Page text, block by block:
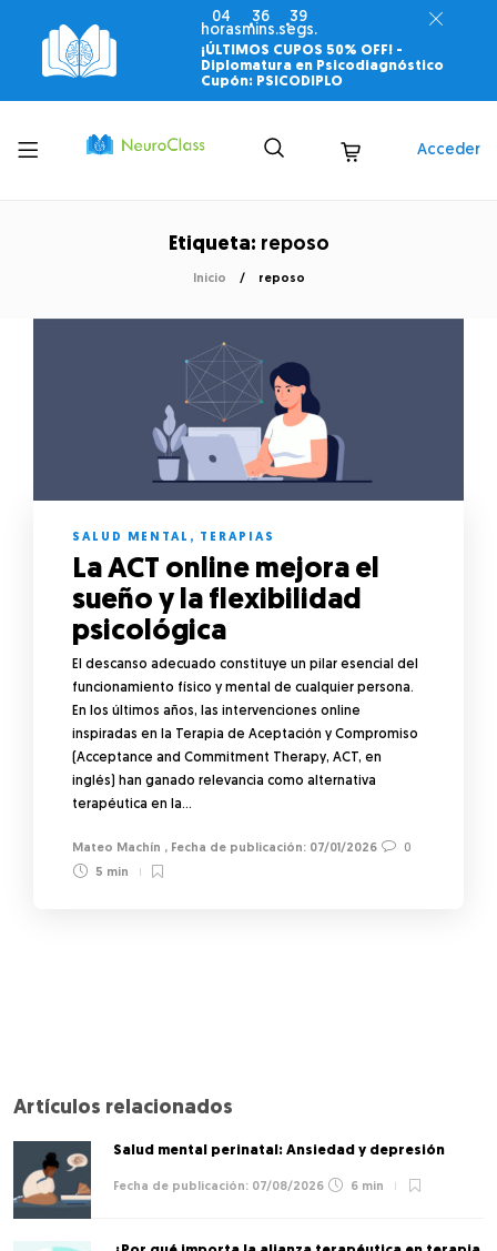
04
horas
36
mins.
39
segs.
¡ÚLTIMOS CUPOS 50% OFF! -
Diplomatura en Psicodiagnóstico
Cupón: PSICODIPLO
Toggle
menu
Acceder
Etiqueta: reposo
Inicio reposo
SALUD MENTAL , TERAPIAS
La ACT online mejora el
sueño y la flexibilidad
psicológica
El descanso adecuado constituye un pilar esencial del
funcionamiento físico y mental de cualquier persona.
En los últimos años, las intervenciones online
inspiradas en la Terapia de Aceptación y Compromiso
(Acceptance and Commitment Therapy, ACT, en
inglés) han ganado relevancia como alternativa
terapéutica en la…
Mateo Machín , 07/01/2026
0
5 min
Artículos relacionados
Salud mental perinatal: Ansiedad y depresión
07/08/2026 6 min